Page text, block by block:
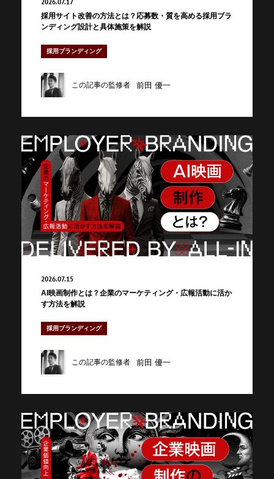
2026.07.17
採用サイト改善の方法とは？応募数・質を高める採用ブラ
ンディング設計と具体施策を解説
採用ブランディング
この記事の監修者 前田 優一
2026.07.15
AI映画制作とは？企業のマーケティング・広報活動に活か
す方法を解説
採用ブランディング
この記事の監修者 前田 優一